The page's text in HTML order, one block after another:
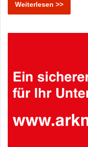
Weiterlesen >>